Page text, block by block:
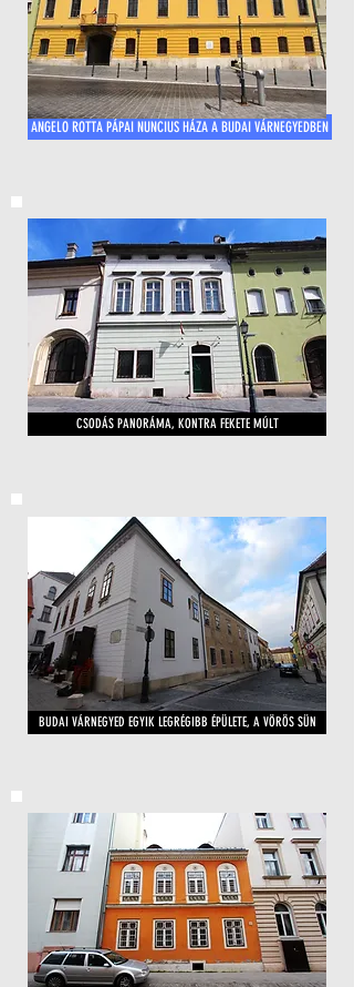
ANGELO ROTTA PÁPAI NUNCIUS HÁZA A BUDAI VÁRNEGYEDBEN
CSODÁS PANORÁMA, KONTRA FEKETE MÚLT
BUDAI VÁRNEGYED EGYIK LEGRÉGIBB ÉPÜLETE, A VÖRÖS SÜN